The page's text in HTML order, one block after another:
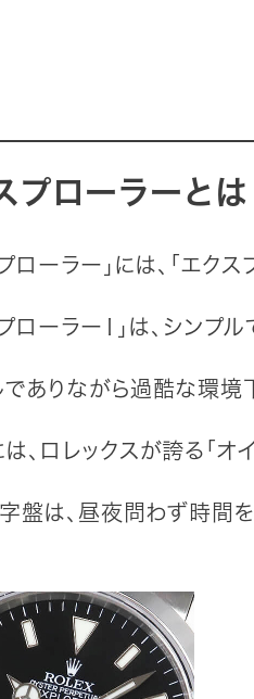
プローラーとは
ローラー」には、「エク
プローラーⅠ」は、シン
でありながら過酷な環境
、ロレックスが誇る「オ
字盤は、昼夜問わず時間